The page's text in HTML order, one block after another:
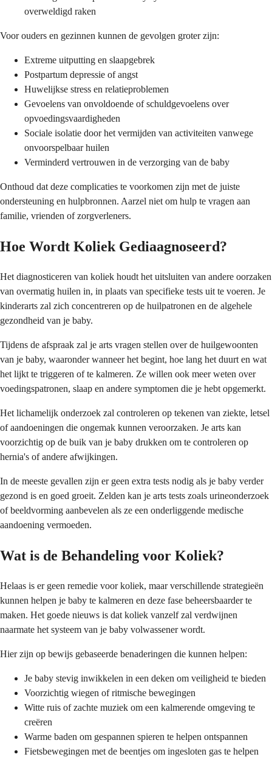
overweldigd raken
Voor ouders en gezinnen kunnen de gevolgen groter zijn:
Extreme uitputting en slaapgebrek
Postpartum depressie of angst
Huwelijkse stress en relatieproblemen
Gevoelens van onvoldoende of schuldgevoelens over
opvoedingsvaardigheden
Sociale isolatie door het vermijden van activiteiten vanwege
onvoorspelbaar huilen
Verminderd vertrouwen in de verzorging van de baby
Onthoud dat deze complicaties te voorkomen zijn met de juiste
ondersteuning en hulpbronnen. Aarzel niet om hulp te vragen aan
familie, vrienden of zorgverleners.
Hoe Wordt Koliek Gediaagnoseerd?
Het diagnosticeren van koliek houdt het uitsluiten van andere oorzaken
van overmatig huilen in, in plaats van specifieke tests uit te voeren. Je
kinderarts zal zich concentreren op de huilpatronen en de algehele
gezondheid van je baby.
Tijdens de afspraak zal je arts vragen stellen over de huilgewoonten
van je baby, waaronder wanneer het begint, hoe lang het duurt en wat
het lijkt te triggeren of te kalmeren. Ze willen ook meer weten over
voedingspatronen, slaap en andere symptomen die je hebt opgemerkt.
Het lichamelijk onderzoek zal controleren op tekenen van ziekte, letsel
of aandoeningen die ongemak kunnen veroorzaken. Je arts kan
voorzichtig op de buik van je baby drukken om te controleren op
hernia's of andere afwijkingen.
In de meeste gevallen zijn er geen extra tests nodig als je baby verder
gezond is en goed groeit. Zelden kan je arts tests zoals urineonderzoek
of beeldvorming aanbevelen als ze een onderliggende medische
aandoening vermoeden.
Wat is de Behandeling voor Koliek?
Helaas is er geen remedie voor koliek, maar verschillende strategieën
kunnen helpen je baby te kalmeren en deze fase beheersbaarder te
maken. Het goede nieuws is dat koliek vanzelf zal verdwijnen
naarmate het systeem van je baby volwassener wordt.
Hier zijn op bewijs gebaseerde benaderingen die kunnen helpen:
Je baby stevig inwikkelen in een deken om veiligheid te bieden
Voorzichtig wiegen of ritmische bewegingen
Witte ruis of zachte muziek om een kalmerende omgeving te
creëren
Warme baden om gespannen spieren te helpen ontspannen
Fietsbewegingen met de beentjes om ingesloten gas te helpen